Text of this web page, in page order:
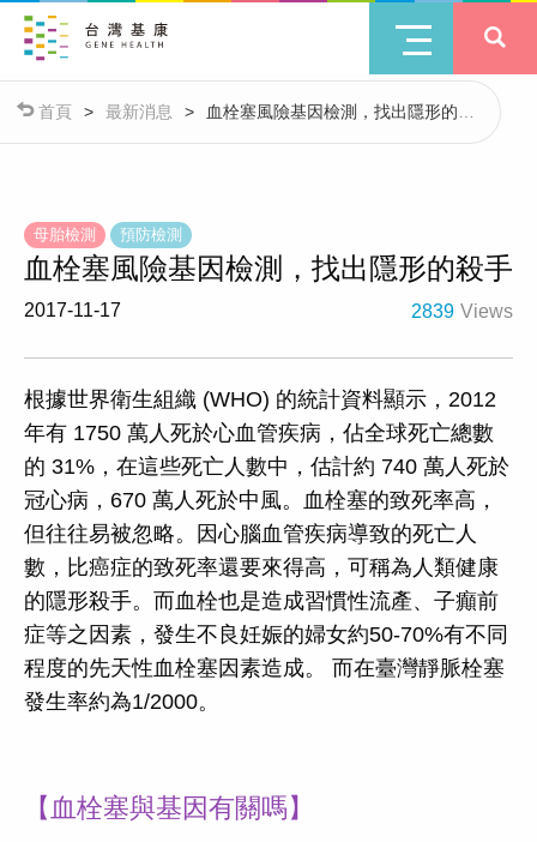
首頁 > 最新消息 >
血栓塞風險基因檢測，找出隱形的殺
母胎檢測 預防檢測
血栓塞風險基因檢測，找出隱形的殺手
2017-11-17 2839 Views
根據世界衛生組織 (WHO) 的統計資料顯示，2012
年有 1750 萬人死於心血管疾病，佔全球死亡總數
的 31%，在這些死亡人數中，估計約 740 萬人死於
冠心病，670 萬人死於中風。血栓塞的致死率高，
但往往易被忽略。因心腦血管疾病導致的死亡人
數，比癌症的致死率還要來得高，可稱為人類健康
的隱形殺手。而血栓也是造成習慣性流產、子癲前
症等之因素，發生不良妊娠的婦女約50-70%有不同
程度的先天性血栓塞因素造成。 而在臺灣靜脈栓塞
發生率約為1/2000。
【血栓塞與基因有關嗎】